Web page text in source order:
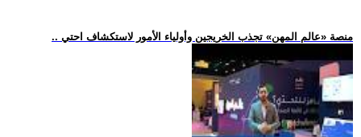
.. منصة «عالم المهن» تجذب الخريجين وأولياء الأمور لاستكشاف احتي